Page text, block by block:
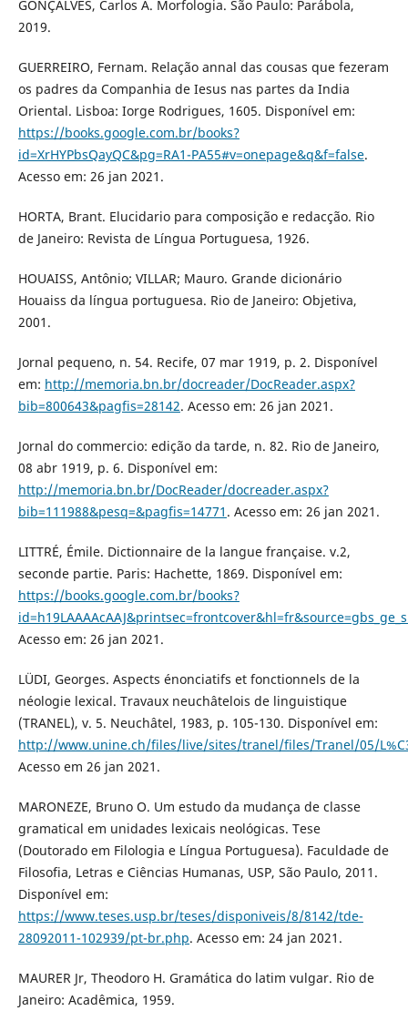
GONÇALVES, Carlos A. Morfologia. São Paulo: Parábola,
2019.
GUERREIRO, Fernam. Relação annal das cousas que fezeram
os padres da Companhia de Iesus nas partes da India
Oriental. Lisboa: Iorge Rodrigues, 1605. Disponível em:
https://books.google.com.br/books?
id=XrHYPbsQayQC&pg=RA1-PA55#v=onepage&q&f=false.
Acesso em: 26 jan 2021.
HORTA, Brant. Elucidario para composição e redacção. Rio
de Janeiro: Revista de Língua Portuguesa, 1926.
HOUAISS, Antônio; VILLAR; Mauro. Grande dicionário
Houaiss da língua portuguesa. Rio de Janeiro: Objetiva,
2001.
Jornal pequeno, n. 54. Recife, 07 mar 1919, p. 2. Disponível
em: http://memoria.bn.br/docreader/DocReader.aspx?
bib=800643&pagfis=28142. Acesso em: 26 jan 2021.
Jornal do commercio: edição da tarde, n. 82. Rio de Janeiro,
08 abr 1919, p. 6. Disponível em:
http://memoria.bn.br/DocReader/docreader.aspx?
bib=111988&pesq=&pagfis=14771 . Acesso em: 26 jan 2021.
LITTRÉ, Émile. Dictionnaire de la langue française. v.2,
seconde partie. Paris: Hachette, 1869. Disponível em:
https://books.google.com.br/books?
Acesso em: 26 jan 2021.
LÜDI, Georges. Aspects énonciatifs et fonctionnels de la
néologie lexical. Travaux neuchâtelois de linguistique
(TRANEL), v. 5. Neuchâtel, 1983, p. 105-130. Disponível em:
http://www.unine.ch/files/live/sites/tranel/files/Tranel/05/
Acesso em 26 jan 2021.
MARONEZE, Bruno O. Um estudo da mudança de classe
gramatical em unidades lexicais neológicas. Tese
(Doutorado em Filologia e Língua Portuguesa). Faculdade de
Filosofia, Letras e Ciências Humanas, USP, São Paulo, 2011.
Disponível em:
https://www.teses.usp.br/teses/disponiveis/8/8142/tde-
28092011-102939/pt-br.php. Acesso em: 24 jan 2021.
MAURER Jr, Theodoro H. Gramática do latim vulgar. Rio de
Janeiro: Acadêmica, 1959.